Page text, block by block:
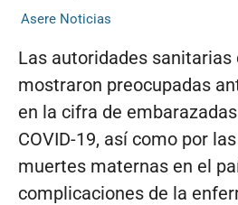
Asere Noticias
Las autoridades sanitarias
mostraron preocupadas
en la cifra de
COVID-19, así como por
muertes maternas en el
complicaciones de la